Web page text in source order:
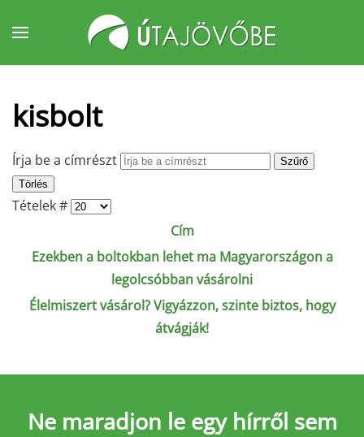
Fő tartalom átugrása
kisbolt
Írja be a címrészt
Szűrő
Törlés
Tételek #
Cím
Ezekben a boltokban lehet ma Magyarországon a
legolcsóbban vásárolni
Élelmiszert vásárol? Vigyázzon, szinte biztos, hogy
átvágják!
Ne maradjon le egy hírről sem